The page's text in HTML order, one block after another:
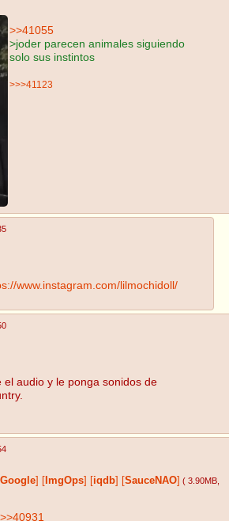
>>41055
>joder parecen animales siguiendo
solo sus instintos
>>>41123
www.instagram.com/lilmochidoll/
el audio y le ponga sonidos de
Google] [ ImgOps] [iqdb] [SauceNAO] ( 3.90MB
>>40931